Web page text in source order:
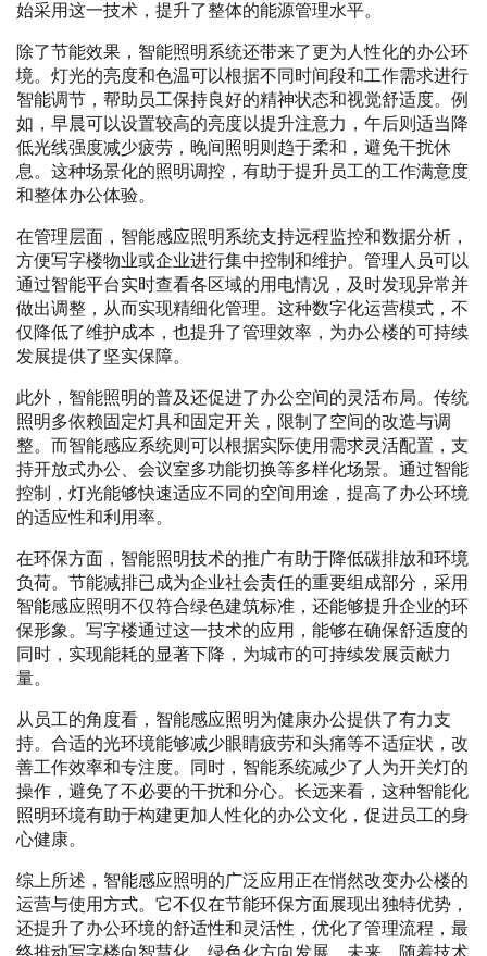
始采用这一技术，提升了整体的能源管理水平。
除了节能效果，智能照明系统还带来了更为人性化的办公环
境。灯光的亮度和色温可以根据不同时间段和工作需求进行
智能调节，帮助员工保持良好的精神状态和视觉舒适度。例
如，早晨可以设置较高的亮度以提升注意力，午后则适当降
低光线强度减少疲劳，晚间照明则趋于柔和，避免干扰休
息。这种场景化的照明调控，有助于提升员工的工作满意度
和整体办公体验。
在管理层面，智能感应照明系统支持远程监控和数据分析，
方便写字楼物业或企业进行集中控制和维护。管理人员可以
通过智能平台实时查看各区域的用电情况，及时发现异常并
做出调整，从而实现精细化管理。这种数字化运营模式，不
仅降低了维护成本，也提升了管理效率，为办公楼的可持续
发展提供了坚实保障。
此外，智能照明的普及还促进了办公空间的灵活布局。传统
照明多依赖固定灯具和固定开关，限制了空间的改造与调
整。而智能感应系统则可以根据实际使用需求灵活配置，支
持开放式办公、会议室多功能切换等多样化场景。通过智能
控制，灯光能够快速适应不同的空间用途，提高了办公环境
的适应性和利用率。
在环保方面，智能照明技术的推广有助于降低碳排放和环境
负荷。节能减排已成为企业社会责任的重要组成部分，采用
智能感应照明不仅符合绿色建筑标准，还能够提升企业的环
保形象。写字楼通过这一技术的应用，能够在确保舒适度的
同时，实现能耗的显著下降，为城市的可持续发展贡献力
量。
从员工的角度看，智能感应照明为健康办公提供了有力支
持。合适的光环境能够减少眼睛疲劳和头痛等不适症状，改
善工作效率和专注度。同时，智能系统减少了人为开关灯的
操作，避免了不必要的干扰和分心。长远来看，这种智能化
照明环境有助于构建更加人性化的办公文化，促进员工的身
心健康。
综上所述，智能感应照明的广泛应用正在悄然改变办公楼的
运营与使用方式。它不仅在节能环保方面展现出独特优势，
还提升了办公环境的舒适性和灵活性，优化了管理流程，最